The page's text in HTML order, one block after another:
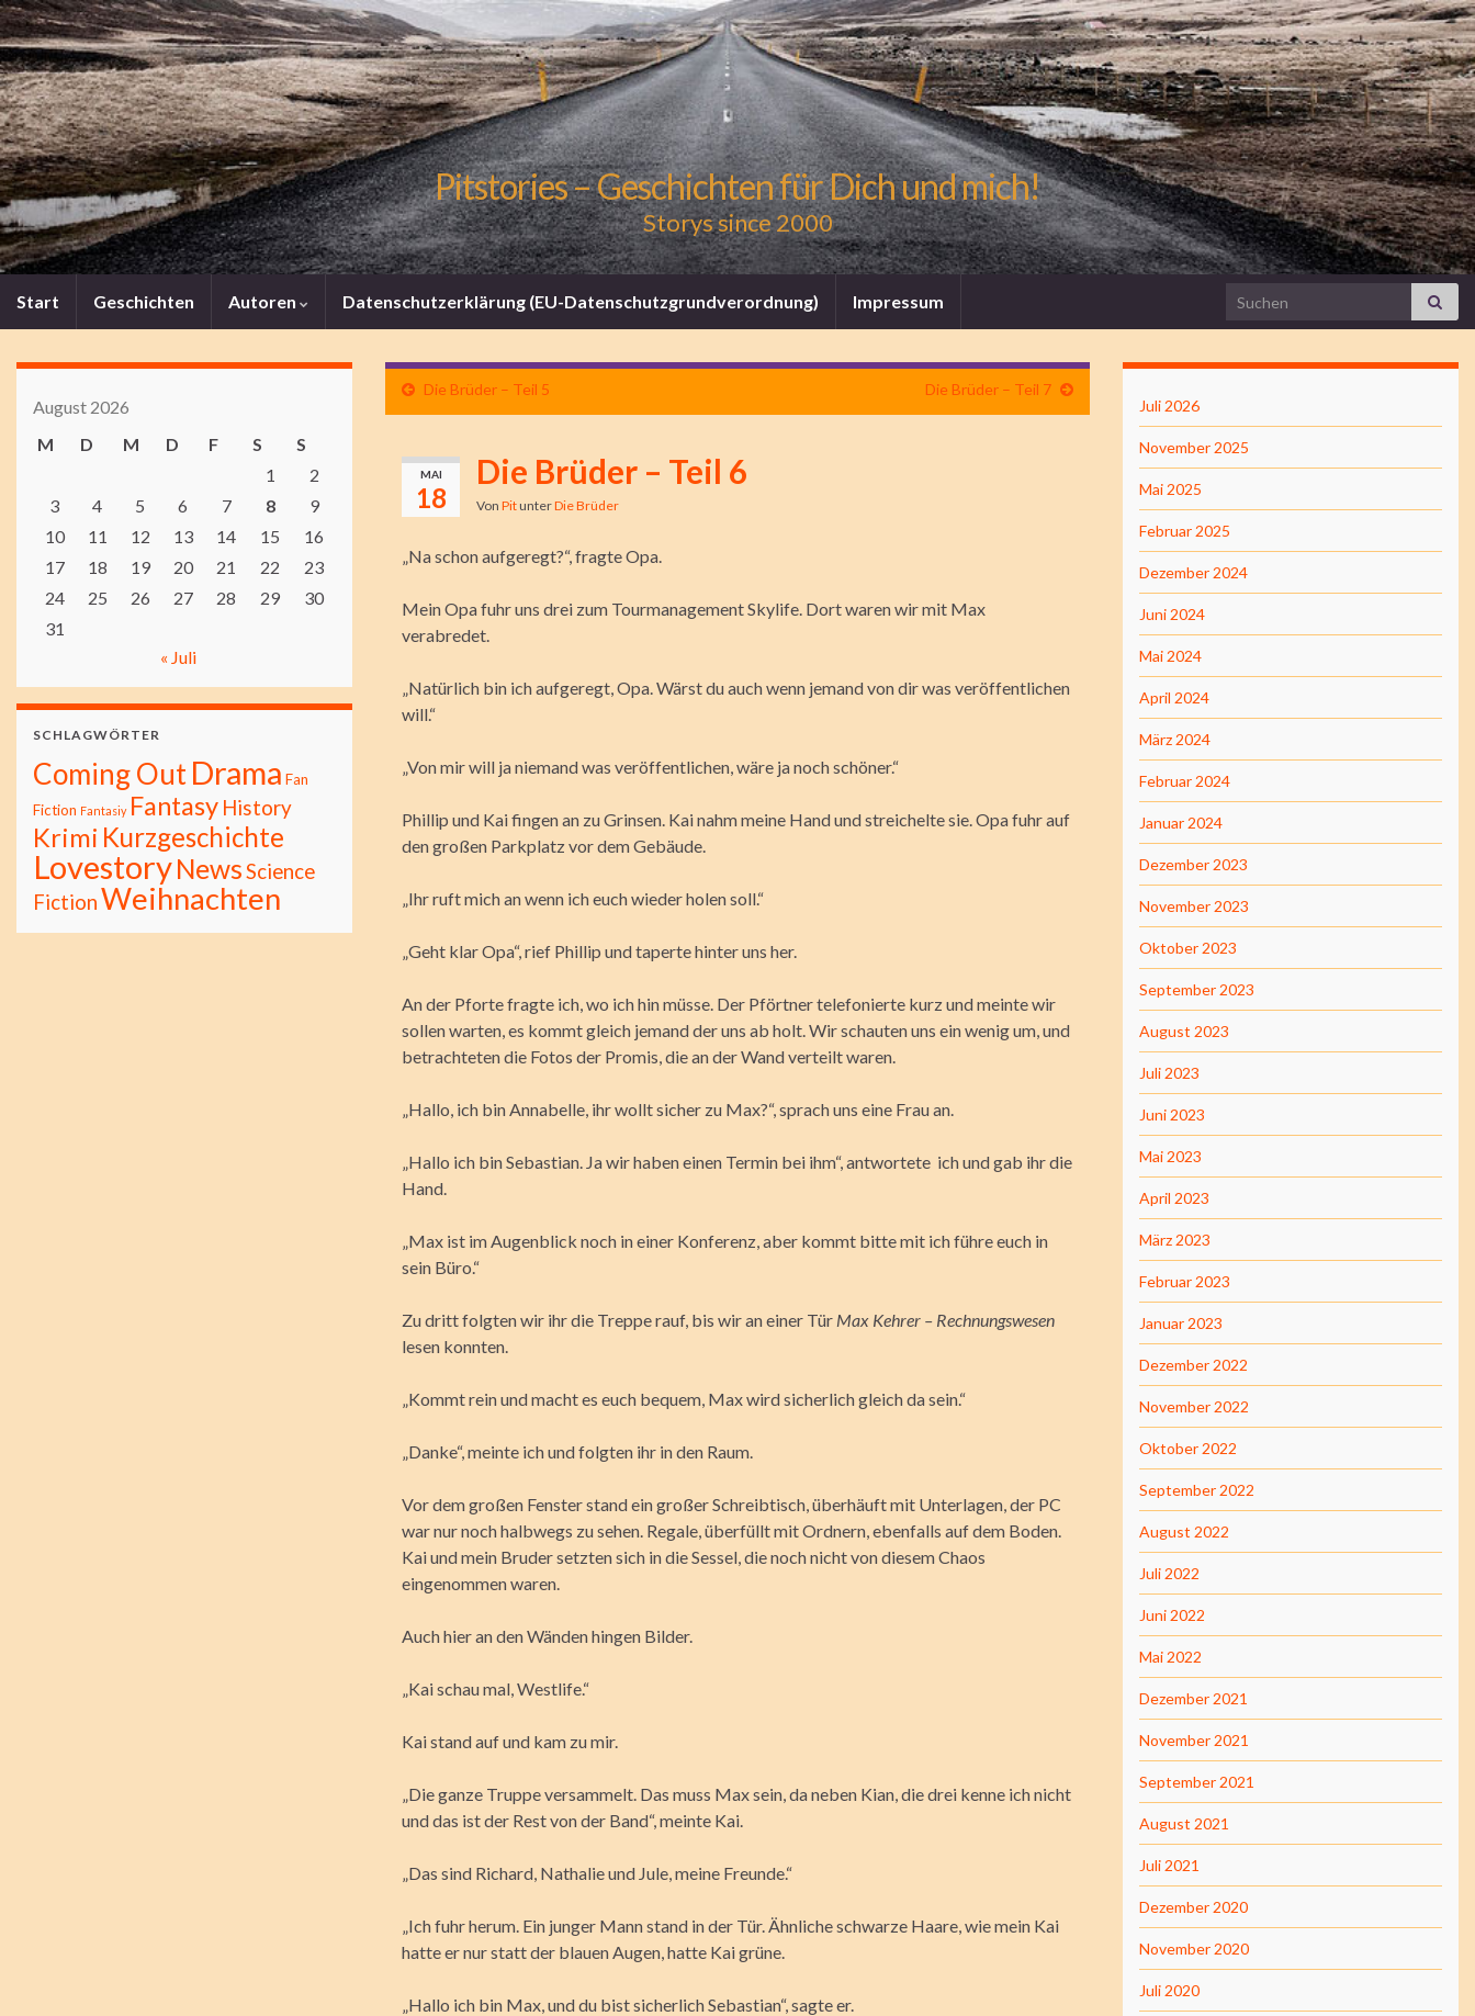
Pitstories – Geschichten für Dich und mich!
Storys since 2000
Start Geschichten Autoren Datenschutzerklärung (EU-Datenschutzgrundverordnung) Impressum Search for:
Die Brüder – Teil 5 Die Brüder – Teil 7
MAI
18
Die Brüder – Teil 6
Von PitunterDie Brüder
„Na schon aufgeregt?“, fragte Opa.
Mein Opa fuhr uns drei zum Tourmanagement Skylife. Dort waren wir mit Max
verabredet.
„Natürlich bin ich aufgeregt, Opa. Wärst du auch wenn jemand von dir was veröffentlichen
will.“
„Von mir will ja niemand was veröffentlichen, wäre ja noch schöner.“
Phillip und Kai fingen an zu Grinsen. Kai nahm meine Hand und streichelte sie. Opa fuhr auf
den großen Parkplatz vor dem Gebäude.
„Ihr ruft mich an wenn ich euch wieder holen soll.“
„Geht klar Opa“, rief Phillip und taperte hinter uns her.
An der Pforte fragte ich, wo ich hin müsse. Der Pförtner telefonierte kurz und meinte wir
sollen warten, es kommt gleich jemand der uns ab holt. Wir schauten uns ein wenig um, und
betrachteten die Fotos der Promis, die an der Wand verteilt waren.
„Hallo, ich bin Annabelle, ihr wollt sicher zu Max?“, sprach uns eine Frau an.
„Hallo ich bin Sebastian. Ja wir haben einen Termin bei ihm“, antwortete ich und gab ihr die
Hand.
„Max ist im Augenblick noch in einer Konferenz, aber kommt bitte mit ich führe euch in
sein Büro.“
Zu dritt folgten wir ihr die Treppe rauf, bis wir an einer Tür Max Kehrer – Rechnungswesen
lesen konnten.
„Kommt rein und macht es euch bequem, Max wird sicherlich gleich da sein.“
„Danke“, meinte ich und folgten ihr in den Raum.
Vor dem großen Fenster stand ein großer Schreibtisch, überhäuft mit Unterlagen, der PC
war nur noch halbwegs zu sehen. Regale, überfüllt mit Ordnern, ebenfalls auf dem Boden.
Kai und mein Bruder setzten sich in die Sessel, die noch nicht von diesem Chaos
eingenommen waren.
Auch hier an den Wänden hingen Bilder.
„Kai schau mal, Westlife.“
Kai stand auf und kam zu mir.
„Die ganze Truppe versammelt. Das muss Max sein, da neben Kian, die drei kenne ich nicht
und das ist der Rest von der Band“, meinte Kai.
„Das sind Richard, Nathalie und Jule, meine Freunde.“
„Ich fuhr herum. Ein junger Mann stand in der Tür. Ähnliche schwarze Haare, wie mein Kai
hatte er nur statt der blauen Augen, hatte Kai grüne.
„Hallo ich bin Max, und du bist sicherlich Sebastian“, sagte er.
August 2026
M
D M D F S
S
1
2
3
4 5 6 7 8
9
10
11 12 13 14 15
16
17
18 19 20 21 22
23
24
25 26 27 28 29
30
31
« Juli
SCHLAGWÖRTER
Coming OutDrama Fan
Fiction Fantasiy Fantasy History
Krimi Kurzgeschichte
LovestoryNewsScience
FictionWeihnachten
Juli 2026
November 2025
Mai 2025
Februar 2025
Dezember 2024
Juni 2024
Mai 2024
April 2024
März 2024
Februar 2024
Januar 2024
Dezember 2023
November 2023
Oktober 2023
September 2023
August 2023
Juli 2023
Juni 2023
Mai 2023
April 2023
März 2023
Februar 2023
Januar 2023
Dezember 2022
November 2022
Oktober 2022
September 2022
August 2022
Juli 2022
Juni 2022
Mai 2022
Dezember 2021
November 2021
September 2021
August 2021
Juli 2021
Dezember 2020
November 2020
Juli 2020